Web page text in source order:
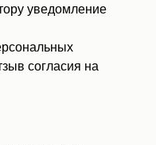
уведомление
согласия на